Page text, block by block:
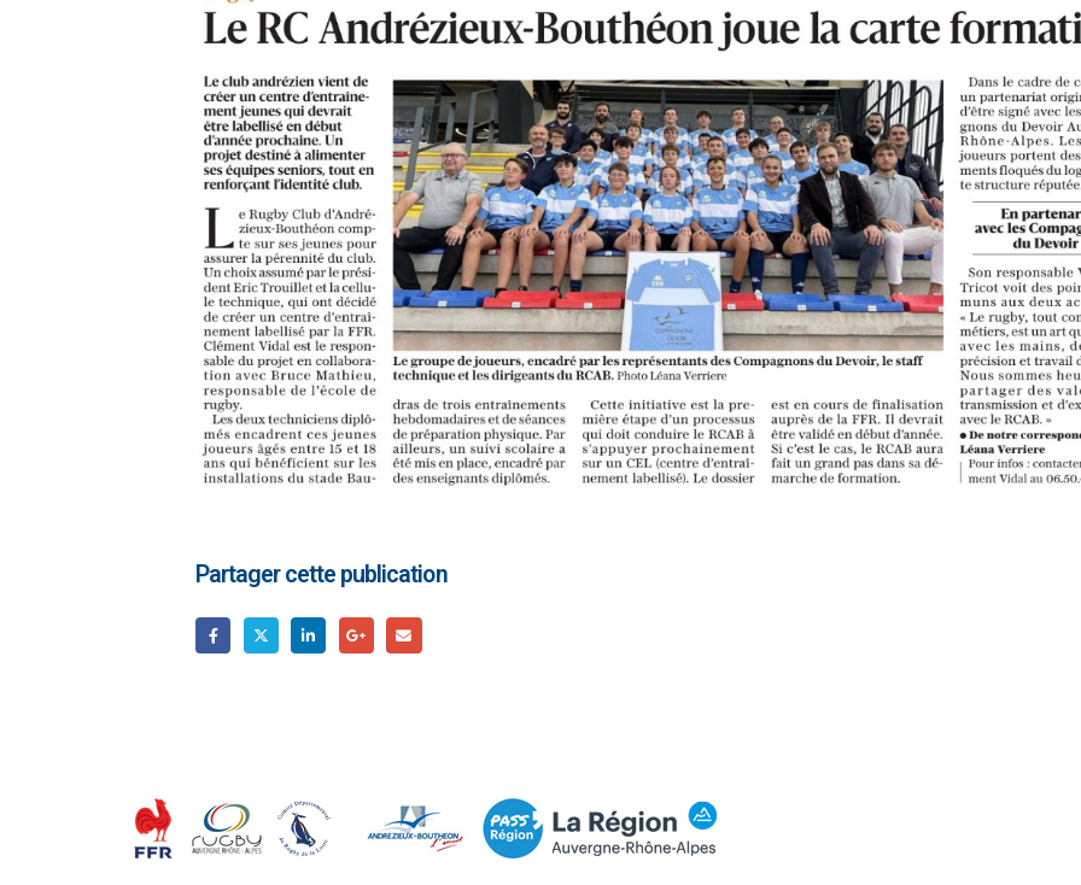
Partager cette publication
préparation pour être prêt le 13 septembre!
18 juin 2026
Fédérale 2 et Fédérale B: finir
note en priorité